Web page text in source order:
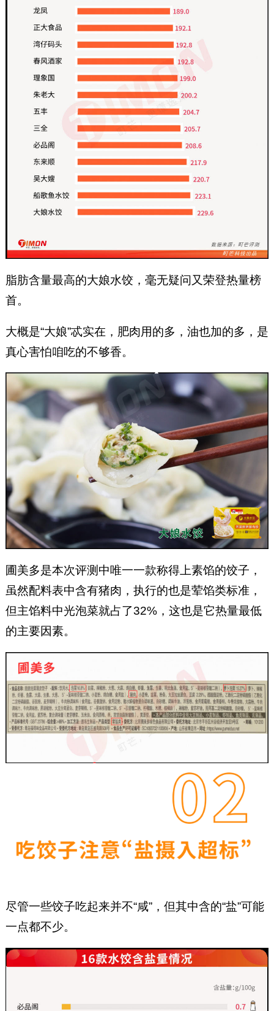
脂肪含量最高的大娘水饺，毫无疑问又荣登热量榜
首。
大概是“大娘”忒实在，肥肉用的多，油也加的多，是
真心害怕咱吃的不够香。
圃美多是本次评测中唯一一款称得上素馅的饺子，
虽然配料表中含有猪肉，执行的也是荤馅类标准，
但主馅料中光泡菜就占了32%，这也是它热量最低
的主要因素。
尽管一些饺子吃起来并不“咸”，但其中含的“盐”可能
一点都不少。